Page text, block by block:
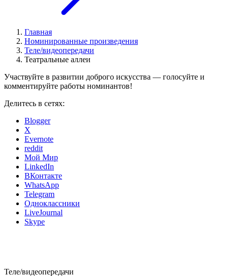
Главная
Номинированные произведения
Теле/видеопередачи
Театральные аллеи
Участвуйте в развитии доброго искусства — голосуйте и
комментируйте работы номинантов!
Делитесь в сетях:
Blogger
X
Evernote
reddit
Мой Мир
LinkedIn
ВКонтакте
WhatsApp
Telegram
Одноклассники
LiveJournal
Skype
Теле/видеопередачи